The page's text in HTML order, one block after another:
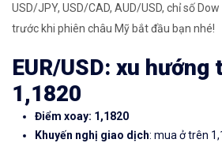
USD/JPY, USD/CAD, AUD/USD, chỉ số
trước khi phiên châu Mỹ bắt đầu bạn nhé!
EUR/USD: xu
1,1820
Điểm xoay: 1,1820
Khuyến nghị giao dịch: mua ở trên